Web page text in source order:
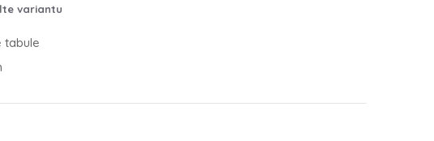
variantu
tabule